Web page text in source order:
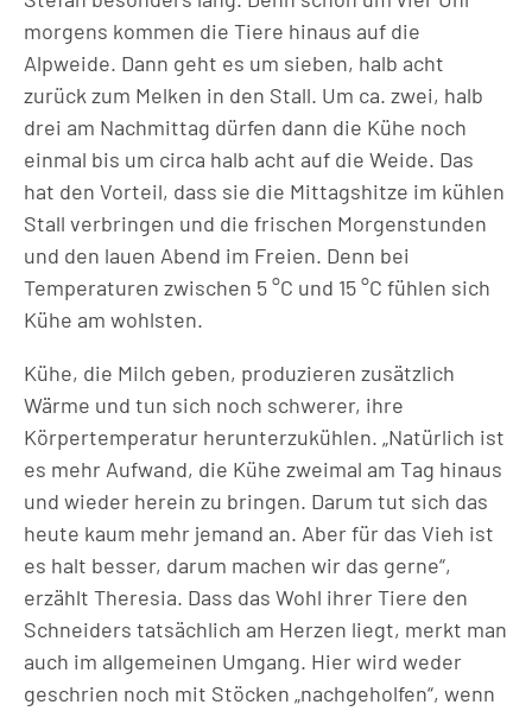
morgens kommen die Tiere hinaus auf die
Alpweide. Dann geht es um sieben, halb acht
zurück zum Melken in den Stall. Um ca. zwei, halb
drei am Nachmittag dürfen dann die Kühe noch
einmal bis um circa halb acht auf die Weide. Das
hat den Vorteil, dass sie die Mittagshitze im kühlen
Stall verbringen und die frischen Morgenstunden
und den lauen Abend im Freien. Denn bei
Temperaturen zwischen 5 °C und 15 °C fühlen sich
Kühe am wohlsten.
Kühe, die Milch geben, produzieren zusätzlich
Wärme und tun sich noch schwerer, ihre
Körpertemperatur herunterzukühlen. „Natürlich ist
es mehr Aufwand, die Kühe zweimal am Tag hinaus
und wieder herein zu bringen. Darum tut sich das
heute kaum mehr jemand an. Aber für das Vieh ist
es halt besser, darum machen wir das gerne“,
erzählt Theresia. Dass das Wohl ihrer Tiere den
Schneiders tatsächlich am Herzen liegt, merkt man
auch im allgemeinen Umgang. Hier wird weder
geschrien noch mit Stöcken „nachgeholfen“, wenn